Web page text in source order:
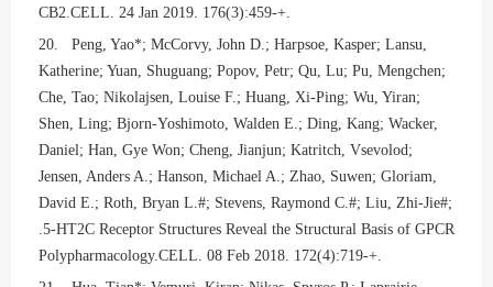
CB2.CELL. 24 Jan 2019. 176(3):459-+.
20. Peng, Yao*; McCorvy, John D.; Harpsoe, Kasper; Lansu,
Katherine; Yuan, Shuguang; Popov, Petr; Qu, Lu; Pu, Mengchen;
Che, Tao; Nikolajsen, Louise F.; Huang, Xi-Ping; Wu, Yiran;
Shen, Ling; Bjorn-Yoshimoto, Walden E.; Ding, Kang; Wacker,
Daniel; Han, Gye Won; Cheng, Jianjun; Katritch, Vsevolod;
Jensen, Anders A.; Hanson, Michael A.; Zhao, Suwen; Gloriam,
David E.; Roth, Bryan L.#; Stevens, Raymond C.#; Liu, Zhi-Jie#;
.5-HT2C Receptor Structures Reveal the Structural Basis of GPCR
Polypharmacology.CELL. 08 Feb 2018. 172(4):719-+.